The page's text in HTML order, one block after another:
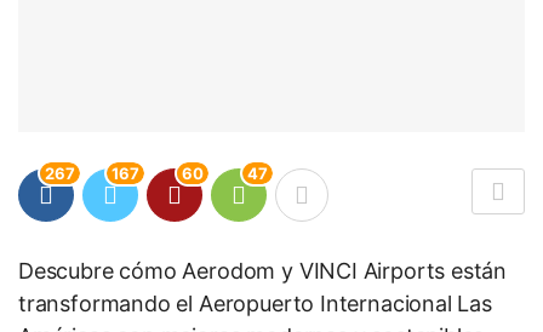
267 167 60 47
Descubre cómo Aerodom y VINCI Airports están
transformando el Aeropuerto Internacional Las